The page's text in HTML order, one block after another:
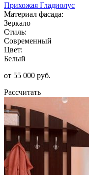
Прихожая Гладиолус
Материал фасада:
Зеркало
Стиль:
Современный
Цвет:
Белый
от 55 000 руб.
Рассчитать